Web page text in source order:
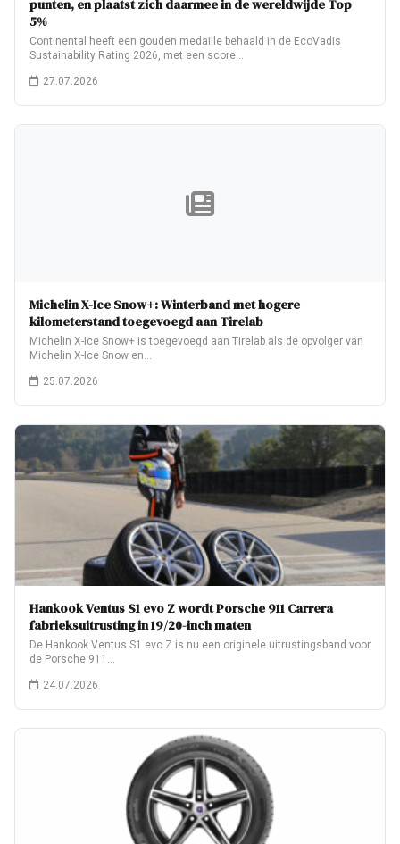
punten, en plaatst zich daarmee in de wereldwijde Top
5%
Continental heeft een gouden medaille behaald in de EcoVadis
Sustainability Rating 2026, met een score…
27.07.2026
Michelin X-Ice Snow+: Winterband met hogere
kilometerstand toegevoegd aan Tirelab
Michelin X-Ice Snow+ is toegevoegd aan Tirelab als de opvolger van
Michelin X-Ice Snow en…
25.07.2026
Hankook Ventus S1 evo Z wordt Porsche 911 Carrera
fabrieksuitrusting in 19/20-inch maten
De Hankook Ventus S1 evo Z is nu een originele uitrustingsband voor
de Porsche 911…
24.07.2026